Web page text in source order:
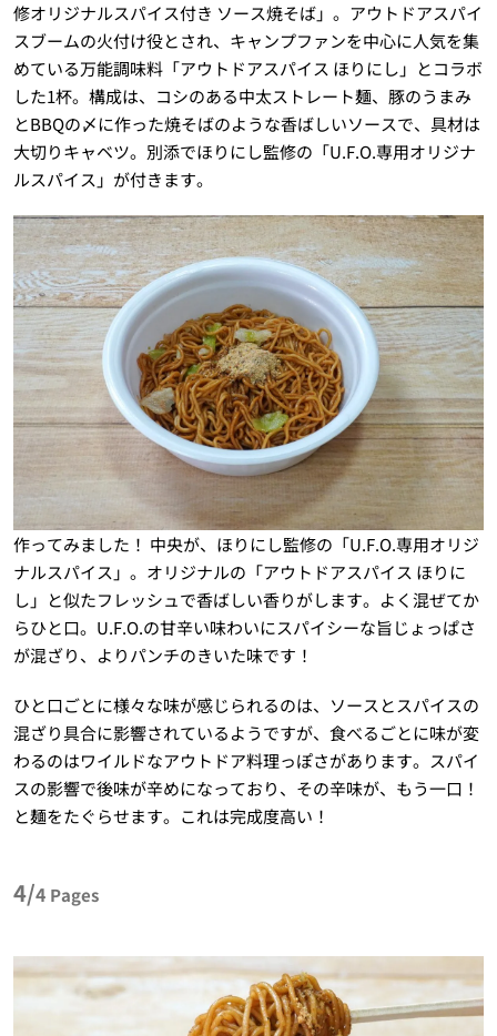
修オリジナルスパイス付き ソース焼そば」。アウトドアスパイ
スブームの火付け役とされ、キャンプファンを中心に人気を集
めている万能調味料「アウトドアスパイス ほりにし」とコラボ
した1杯。構成は、コシのある中太ストレート麺、豚のうまみ
とBBQの〆に作った焼そばのような香ばしいソースで、具材は
大切りキャベツ。別添でほりにし監修の「U.F.O.専用オリジナ
ルスパイス」が付きます。
作ってみました！ 中央が、ほりにし監修の「U.F.O.専用オリジ
ナルスパイス」。オリジナルの「アウトドアスパイス ほりに
し」と似たフレッシュで香ばしい香りがします。よく混ぜてか
らひと口。U.F.O.の甘辛い味わいにスパイシーな旨じょっぱさ
が混ざり、よりパンチのきいた味です！
ひと口ごとに様々な味が感じられるのは、ソースとスパイスの
混ざり具合に影響されているようですが、食べるごとに味が変
わるのはワイルドなアウトドア料理っぽさがあります。スパイ
スの影響で後味が辛めになっており、その辛味が、もう一口！
と麺をたぐらせます。これは完成度高い！
4/4 Pages